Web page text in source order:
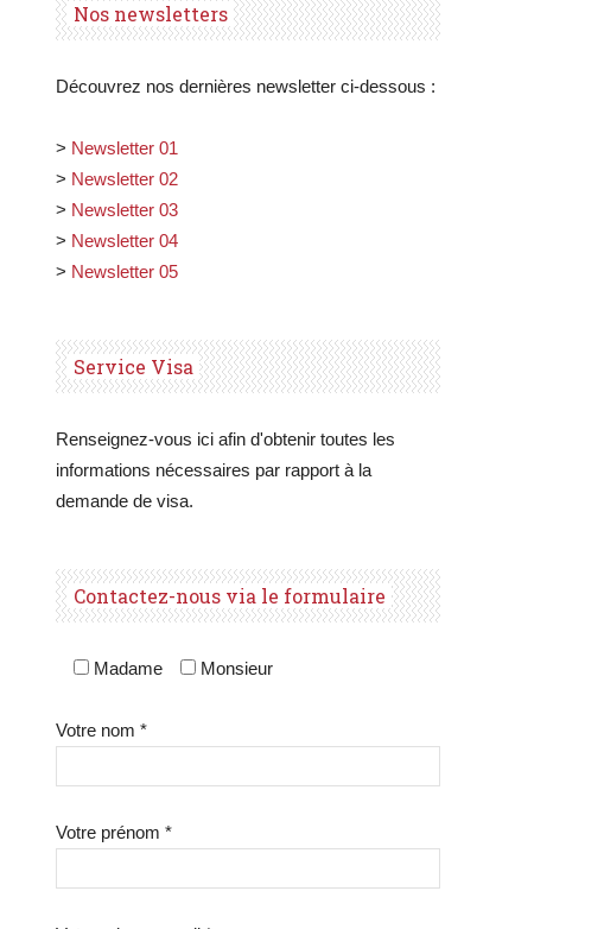
Nos newsletters
Découvrez nos dernières newsletter ci-dessous :
> Newsletter 01
> Newsletter 02
> Newsletter 03
> Newsletter 04
> Newsletter 05
Service Visa
Renseignez-vous ici afin d'obtenir toutes les
informations nécessaires par rapport à la
demande de visa.
Contactez-nous via le formulaire
Madame Monsieur
Votre nom *
Votre prénom *